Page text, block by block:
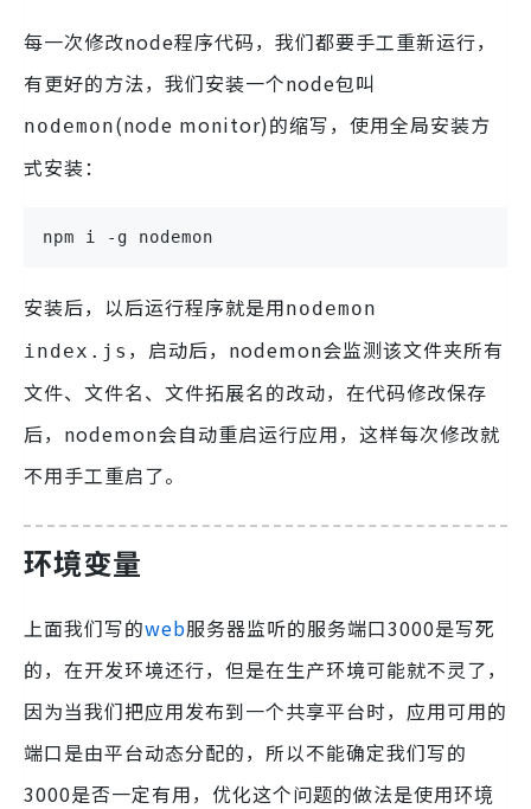
每一次修改node程序代码，我们都要手工重新运行，
有更好的方法，我们安装一个node包叫
nodemon(node monitor)的缩写，使用全局安装方
式安装：
npm i -g nodemon
安装后，以后运行程序就是用nodemon
index.js ，启动后，nodemon会监测该文件夹所有
文件、文件名、文件拓展名的改动，在代码修改保存
后，nodemon会自动重启运行应用，这样每次修改就
不用手工重启了。
环境变量
上面我们写的web服务器监听的服务端口3000是写死
的，在开发环境还行，但是在生产环境可能就不灵了，
因为当我们把应用发布到一个共享平台时，应用可用的
端口是由平台动态分配的，所以不能确定我们写的
3000是否一定有用，优化这个问题的做法是使用环境